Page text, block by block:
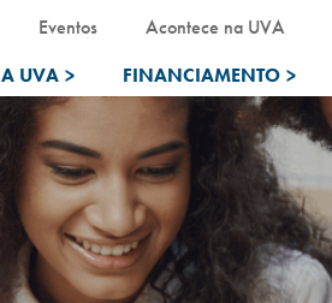
A UVA > FINANCIAMENTO >
Eventos Acontece na UVA